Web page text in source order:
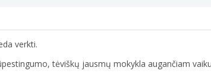
verkti.
tėviškų jausmų mokykla augančiam